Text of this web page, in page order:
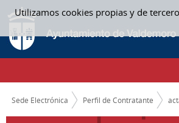
Utilizamos cookies propias y de
Saltar al contenido
2019 - ACTAS MESAS CONTRATACION
CAMINO DE MIGAS
Sede Electrónica Perfil de Contratante